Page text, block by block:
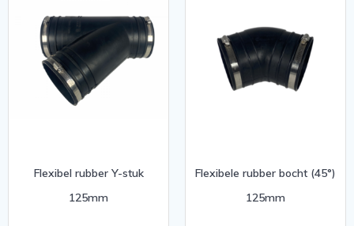
Flexibel rubber Y-stuk
125mm
Flexibele rubber bocht (45°)
125mm